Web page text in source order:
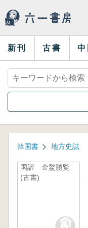
新刊 古書 中
韓国書 地方史誌
国訳 金鰲勝覧
(古書)